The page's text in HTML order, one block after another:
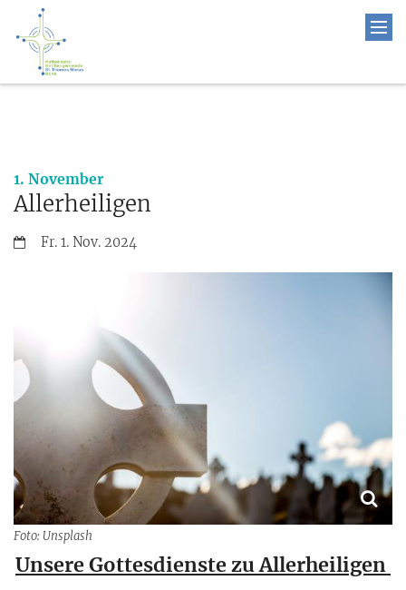
1. November:
Allerheiligen
Datum:Fr. 1. Nov. 2024
Foto: Unsplash
Unsere Gottesdienste zu Allerheiligen